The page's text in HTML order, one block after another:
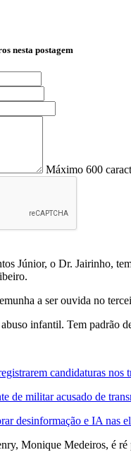
nesta postagem
Máximo 600
Júnior, o Dr. Jairinho,
a ser ouvida no
infantil. Tem padrão
candidaturas nos
de militar acusado de
desinformação e IA nas
Monique Medeiros, é